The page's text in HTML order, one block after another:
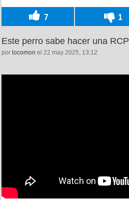
7 1
Este perro sabe hacer una RCP
por locomon el 22 may 2025, 13:12